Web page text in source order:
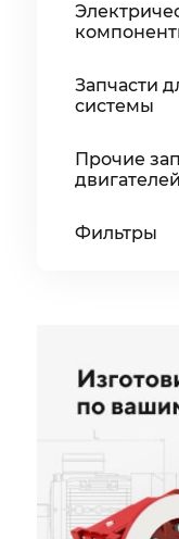
Запчасти
системы
Прочие
двигателей
Фильтры